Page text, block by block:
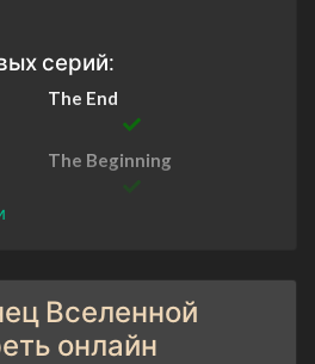
серий:
The End
The Beginning
Вселенной
онлайн